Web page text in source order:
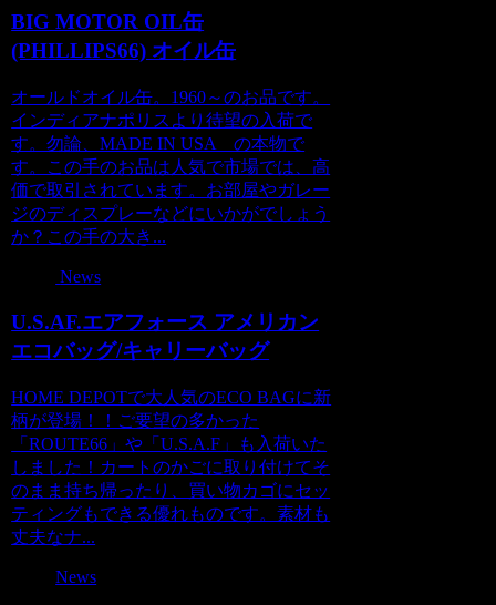
BIG MOTOR OIL缶
(PHILLIPS66) オイル缶
オールドオイル缶。1960～のお品です。
インディアナポリスより待望の入荷で
す。勿論、MADE IN USA の本物で
す。この手のお品は人気で市場では、高
価で取引されています。お部屋やガレー
ジのディスプレーなどにいかがでしょう
か？この手の大き...
News
U.S.AF.エアフォース アメリカン
エコバッグ/キャリーバッグ
HOME DEPOTで大人気のECO BAGに新
柄が登場！！ご要望の多かった
「ROUTE66」や「U.S.A.F」も入荷いた
しました！カートのかごに取り付けてそ
のまま持ち帰ったり、買い物カゴにセッ
ティングもできる優れものです。素材も
丈夫なナ...
News